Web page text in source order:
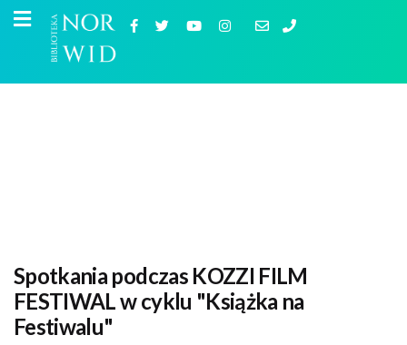
Spotkania podczas KOZZI FILM
FESTIWAL w cyklu "Książka na
Festiwalu"